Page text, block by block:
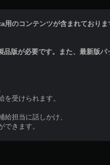
用のコンテンツが含まれてお
版が必要です。また、最新版
受けられます。
担当に話しかけ、
できます。